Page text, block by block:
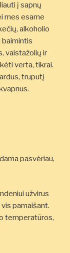
į sapnų
mes esame
alkoholio
baimintis
vaistažolių ir
verta, tikrai.
truputį
pasvėriau,
užvirus
pamaišant.
temperatūros,